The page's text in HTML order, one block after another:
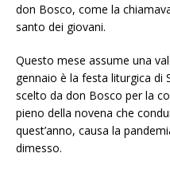
don Bosco, come la
santo dei giovani.
Questo mese assume una
gennaio è la festa liturgica di
scelto da don Bosco per la
pieno della novena che
quest’anno, causa la
dimesso.